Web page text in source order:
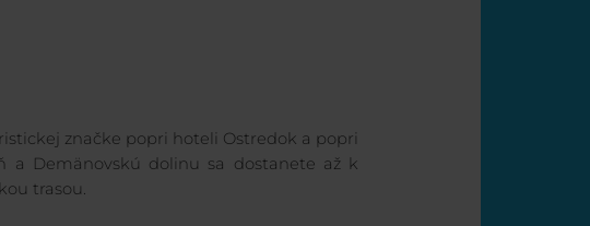
značke popri hoteli Ostredok a popri
a Demänovskú dolinu sa dostanete až k
trasou.